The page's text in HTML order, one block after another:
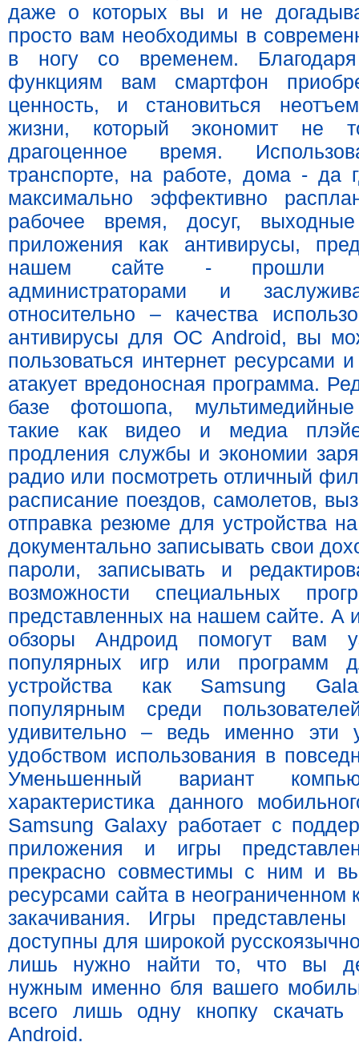
даже о которых вы и не
просто вам необходимы в
в ногу со временем.
функциям вам смартфон
ценность, и становиться
жизни, который экономит не
драгоценное время.
транспорте, на работе, дома - да
максимально эффективно
рабочее время, досуг,
приложения как антивирусы,
нашем сайте - прошли
администраторами и
относительно – качества
антивирусы для OC Android, вы
пользоваться интернет ресурсами
атакует вредоносная программа.
базе фотошопа, мультимедийные
такие как видео и медиа
продления службы и экономии
радио или посмотреть отличный
расписание поездов, самолетов,
отправка резюме для устройства
документально записывать свои
пароли, записывать и
возможности специальных
представленных на нашем сайте. А
обзоры Андроид помогут вам
популярных игр или программ
устройства как Samsung
популярным среди
удивительно – ведь именно эти
удобством использования в
Уменьшенный вариант
характеристика данного
Samsung Galaxy работает с
приложения и игры
прекрасно совместимы с ним и
ресурсами сайта в неограниченном
закачивания. Игры
доступны для широкой
лишь нужно найти то, что вы
нужным именно бля вашего
всего лишь одну кнопку
Android.